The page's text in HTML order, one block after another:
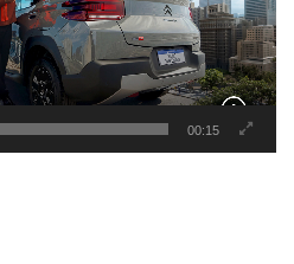
00:15